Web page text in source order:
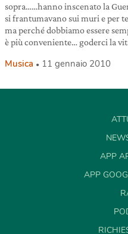
sopra……hanno inscenato la
si frantumavano sui muri e per
ma perché dobbiamo essere
è più conveniente… goderci la
Musica 11 gennaio 2010
APP
APP